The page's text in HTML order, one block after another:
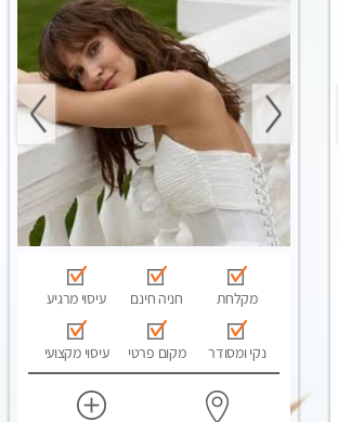
מקלחת חניה חינם עיסוי מרגיע
נקי ומסודר מקום פרטי עיסוי מקצועי